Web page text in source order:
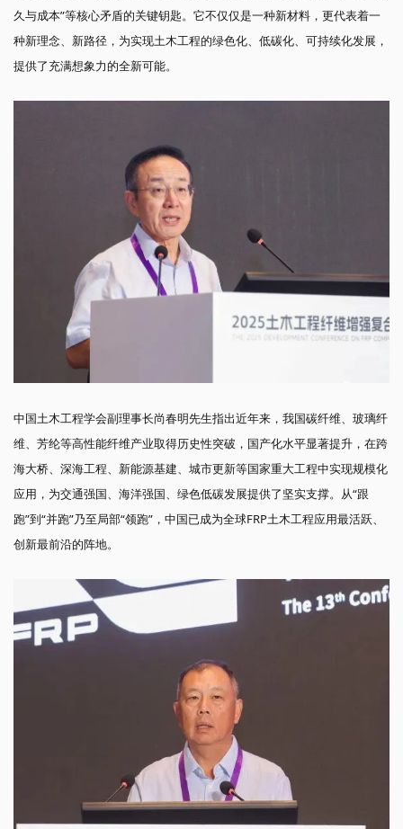
久与成本”等核心矛盾的关键钥匙。它不仅仅是一种新材料，更代表着一
种新理念、新路径，为实现土木工程的绿色化、低碳化、可持续化发展，
提供了充满想象力的全新可能。
中国土木工程学会副理事长尚春明先生指出近年来，我国碳纤维、玻璃纤
维、芳纶等高性能纤维产业取得历史性突破，国产化水平显著提升，在跨
海大桥、深海工程、新能源基建、城市更新等国家重大工程中实现规模化
应用，为交通强国、海洋强国、绿色低碳发展提供了坚实支撑。从“跟
跑”到“并跑”乃至局部“领跑”，中国已成为全球FRP土木工程应用最活跃、
创新最前沿的阵地。